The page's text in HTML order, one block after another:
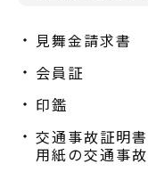
見舞金請求書
会員証
印鑑
交通事故証明
用紙の交通事故